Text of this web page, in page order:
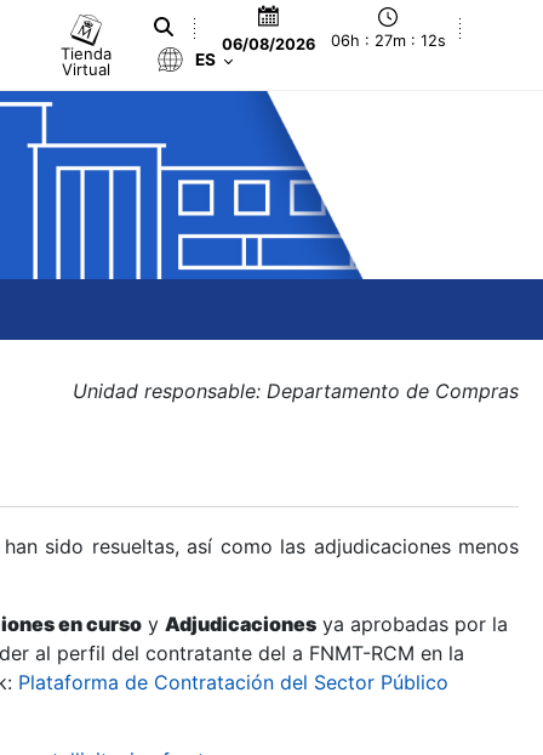
Tienda
Virtual
06/08/2026 06h : 27m : 13s
ES
Unidad responsable: Departamento de Compras
sido resueltas, así como las adjudicaciones menos
en curso y Adjudicaciones ya aprobadas por la
al perfil del contratante del a FNMT-RCM en la
Plataforma de Contratación del Sector Público